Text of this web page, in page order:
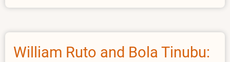
Simbabwe
schon
wieder
eine
William Ruto and Bola Tinubu: